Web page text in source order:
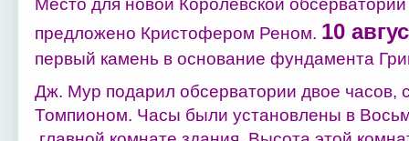
Место для новой Королевской
предложено Кристофером Реном. 10
первый камень в основание фундамента
Дж. Мур подарил обсерватории двое часов,
Томпионом. Часы были установлены в